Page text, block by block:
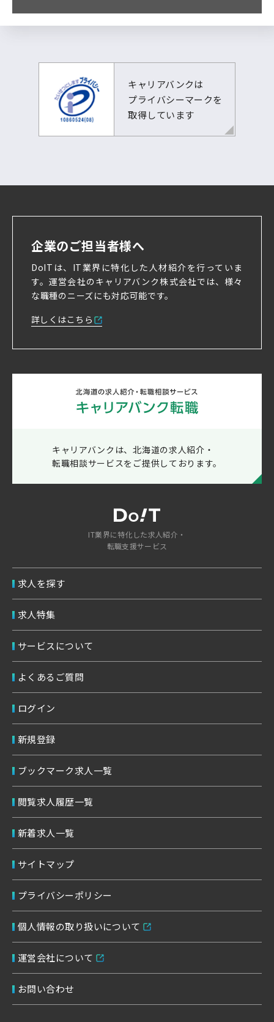
3.外部委託
当社は個人情報を委託する場合は、適切な先を
評価・選定し、契約のもと監督いたします。
4.任意性
当社への個人情報の提供は任意です。ただし個人
5. 開示等請求受付
当社はお預かりした個人情報の開示等の求めが
あった場合には、ご本人確認後速やかに対応いた
します。
以下宛て文書にてご一報ください。
6. 個人情報の取扱に関する苦情の申出先
住所/札幌市中央区北5条西5丁目7
sapporo55
名称/キャリアバンク株式会社
FAX/011-251-5114
キャリアバンクは
プライバシーマークを
取得しています
企業のご担当者様へ
DoITは、IT業界に特化した人材紹介を行っていま
す。運営会社のキャリアバンク株式会社では、様々
な職種のニーズにも対応可能です。
詳しくはこちら
キャリアバンクは、北海道の求人紹介・
転職相談サービスをご提供しております。
IT業界に特化した求人紹介・
転職支援サービス
求人を探す
求人特集
サービスについて
よくあるご質問
ログイン
新規登録
ブックマーク求人一覧
閲覧求人履歴一覧
新着求人一覧
サイトマップ
プライバシーポリシー
個人情報の取り扱いについて
運営会社について
お問い合わせ